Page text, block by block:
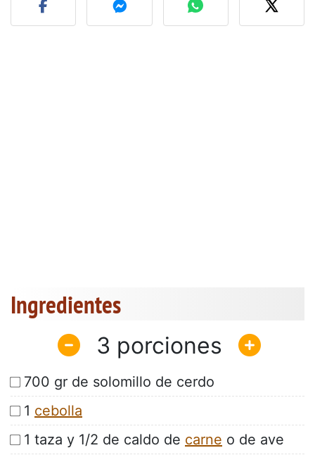
Ingredientes
3
700 gr de solomillo de cerdo
1 cebolla
1 taza y 1/2 de caldo de carne o de ave